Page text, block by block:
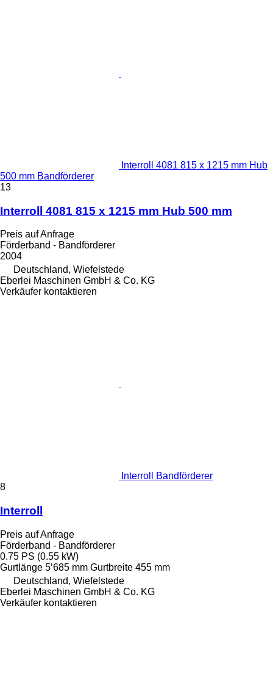
Interroll 4081 815 x 1215 mm Hub
500 mm Bandförderer
13
Interroll 4081 815 x 1215 mm Hub 500 mm
Preis auf Anfrage
Förderband - Bandförderer
2004
Deutschland, Wiefelstede
Eberlei Maschinen GmbH & Co. KG
Verkäufer kontaktieren
Interroll Bandförderer
8
Interroll
Preis auf Anfrage
Förderband - Bandförderer
0.75 PS (0.55 kW)
Gurtlänge 5’685 mm Gurtbreite 455 mm
Deutschland, Wiefelstede
Eberlei Maschinen GmbH & Co. KG
Verkäufer kontaktieren